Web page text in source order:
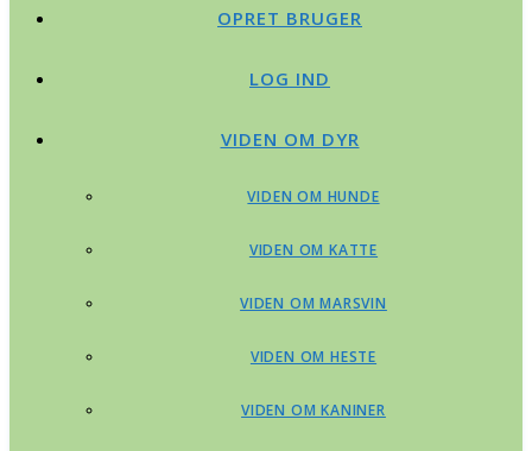
OPRET BRUGER
LOG IND
VIDEN OM DYR
VIDEN OM HUNDE
VIDEN OM KATTE
VIDEN OM MARSVIN
VIDEN OM HESTE
VIDEN OM KANINER